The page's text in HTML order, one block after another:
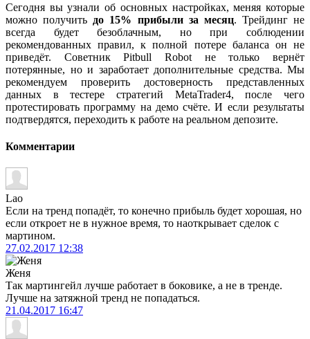
Сегодня вы узнали об основных настройках, меняя которые
можно получить до 15% прибыли за месяц. Трейдинг не
всегда будет безоблачным, но при соблюдении
рекомендованных правил, к полной потере баланса он не
приведёт. Советник Pitbull Robot не только вернёт
потерянные, но и заработает дополнительные средства. Мы
рекомендуем проверить достоверность представленных
данных в тестере стратегий MetaTrader4, после чего
протестировать программу на демо счёте. И если результаты
подтвердятся, переходить к работе на реальном депозите.
Комментарии
Lao
Если на тренд попадёт, то конечно прибыль будет хорошая, но
если откроет не в нужное время, то наоткрывает сделок с
мартином.
27.02.2017 12:38
Женя
Так мартингейл лучше работает в боковике, а не в тренде.
Лучше на затяжной тренд не попадаться.
21.04.2017 16:47